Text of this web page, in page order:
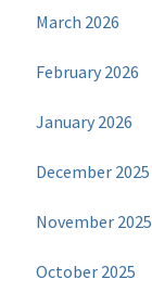
March 2026
February 2026
January 2026
December 2025
November 2025
October 2025